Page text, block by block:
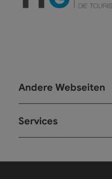
Andere Webseiten
Services